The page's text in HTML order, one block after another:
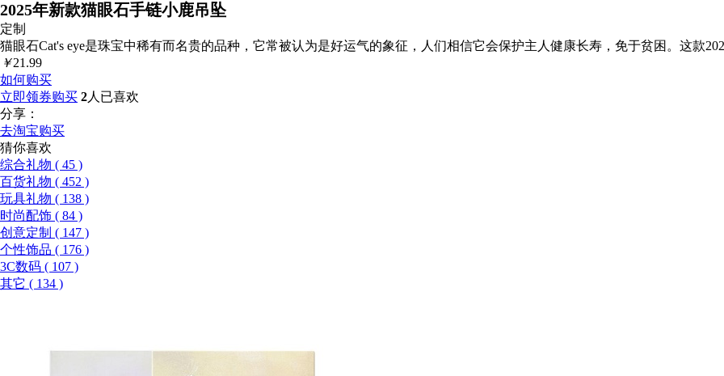
2025年新款猫眼石手链小鹿吊坠
定制
猫眼石Cat's eye是珠宝中稀有而名贵的品种，它常被认为是好运气的象征，人们相信它会保护主人健康长寿，免于贫困。这款
￥21.99
如何购买
立即领券购买 2人已喜欢
分享：
去淘宝购买
猜你喜欢
综合礼物 ( 45 )
百货礼物 ( 452 )
玩具礼物 ( 138 )
时尚配饰 ( 84 )
创意定制 ( 147 )
个性饰品 ( 176 )
3C数码 ( 107 )
其它 ( 134 )